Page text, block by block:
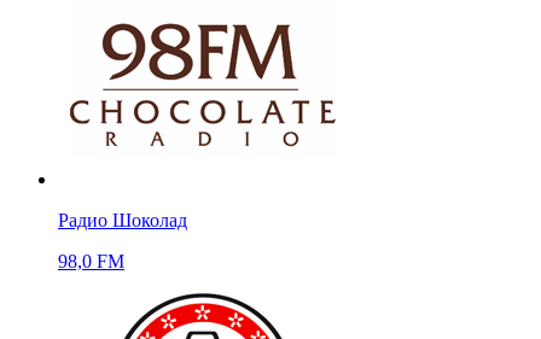
Радио Шоколад
98,0 FM